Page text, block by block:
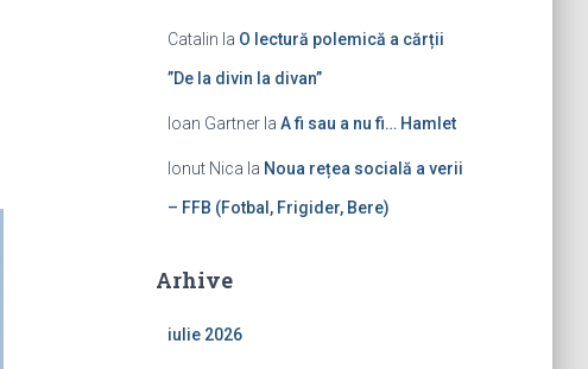
Catalin la O lectură polemică a cărții
”De la divin la divan”
Ioan Gartnerla A fi sau a nu fi… Hamlet
Ionut Nica la Noua rețea socială a verii
– FFB (Fotbal, Frigider, Bere)
Arhive
iulie 2026